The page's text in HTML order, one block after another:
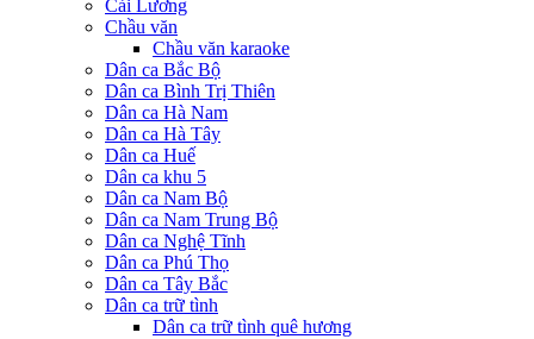
Cải Lương
Chầu văn
Chầu văn karaoke
Dân ca Bắc Bộ
Dân ca Bình Trị Thiên
Dân ca Hà Nam
Dân ca Hà Tây
Dân ca Huế
Dân ca khu 5
Dân ca Nam Bộ
Dân ca Nam Trung Bộ
Dân ca Nghệ Tĩnh
Dân ca Phú Thọ
Dân ca Tây Bắc
Dân ca trữ tình
Dân ca trữ tình quê hương